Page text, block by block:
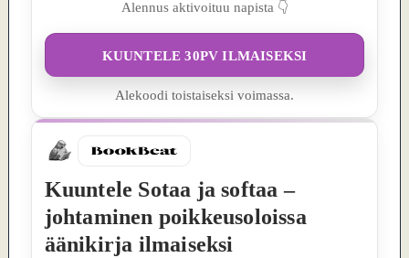
Alennus aktivoituu napista 👇
KUUNTELE 30PV ILMAISEKSI
Alekoodi toistaiseksi voimassa.
Kuuntele Sotaa ja softaa –
johtaminen poikkeusoloissa
äänikirja ilmaiseksi